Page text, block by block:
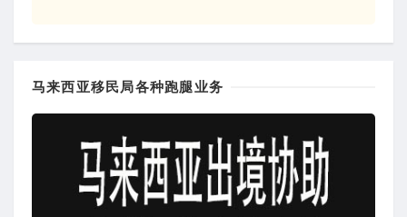
马来西亚移民局各种跑腿业务